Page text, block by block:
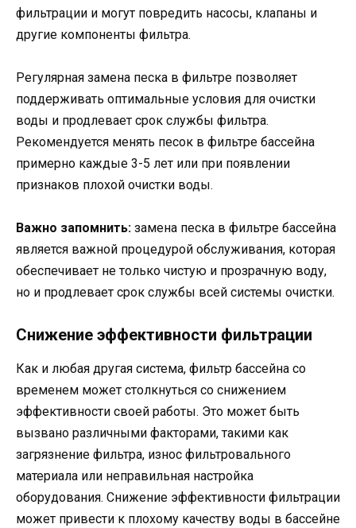
фильтрации и могут повредить насосы, клапаны и
другие компоненты фильтра.
Регулярная замена песка в фильтре позволяет
поддерживать оптимальные условия для очистки
воды и продлевает срок службы фильтра.
Рекомендуется менять песок в фильтре бассейна
примерно каждые 3-5 лет или при появлении
признаков плохой очистки воды.
Важно запомнить: замена песка в фильтре бассейна
является важной процедурой обслуживания, которая
обеспечивает не только чистую и прозрачную воду,
но и продлевает срок службы всей системы очистки.
Снижение эффективности фильтрации
Как и любая другая система, фильтр бассейна со
временем может столкнуться со снижением
эффективности своей работы. Это может быть
вызвано различными факторами, такими как
загрязнение фильтра, износ фильтровального
материала или неправильная настройка
оборудования. Снижение эффективности фильтрации
может привести к плохому качеству воды в бассейне